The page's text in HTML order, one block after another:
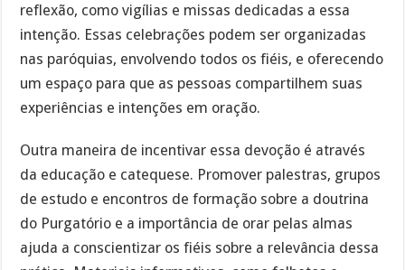
reflexão, como vigílias e missas dedicadas a essa
intenção. Essas celebrações podem ser organizadas
nas paróquias, envolvendo todos os fiéis, e oferecendo
um espaço para que as pessoas compartilhem suas
experiências e intenções em oração.
Outra maneira de incentivar essa devoção é através
da educação e catequese. Promover palestras, grupos
de estudo e encontros de formação sobre a doutrina
do Purgatório e a importância de orar pelas almas
ajuda a conscientizar os fiéis sobre a relevância dessa